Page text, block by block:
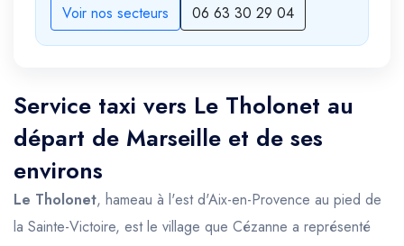
Voir nos secteurs
06 63 30 29 04
Service taxi vers Le Tholonet au
départ de Marseille et de ses
environs
Le Tholonet, hameau à l'est d'Aix-en-Provence au pied de
la Sainte-Victoire, est le village que Cézanne a représenté